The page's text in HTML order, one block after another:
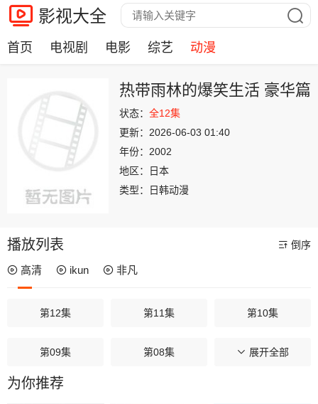
影视大全
首页 电视剧 电影 综艺 动漫
热带雨林的爆笑生活 豪华篇
状态： 全12集
更新： 2026-06-03 01:40
年份： 2002
地区：
日本
类型：
日韩动漫
播放列表 倒序
高清 ikun 非凡
第12集 第11集 第10集
第09集 第08集 第07集
第06集
展开全部
为你推荐